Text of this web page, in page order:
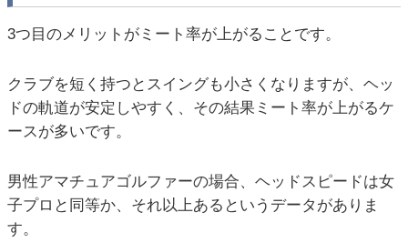
3つ目のメリットがミート率が上がることです。
クラブを短く持つとスイングも小さくなりますが、ヘッ
ドの軌道が安定しやすく、その結果ミート率が上がるケ
ースが多いです。
男性アマチュアゴルファーの場合、ヘッドスピードは女
子プロと同等か、それ以上あるというデータがありま
す。